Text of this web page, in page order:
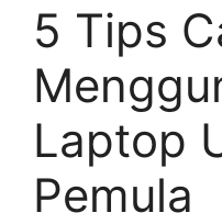
5 Tips
Laptop
Pemula